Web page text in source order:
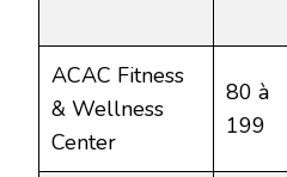
ACAC Fitness
& Wellness
Center
80 à
199